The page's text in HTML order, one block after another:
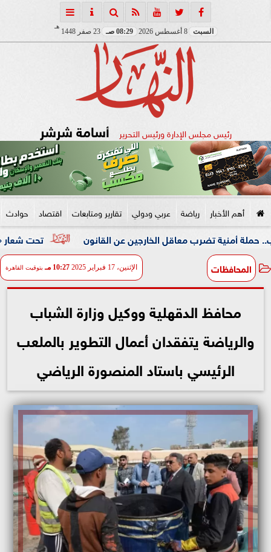
السبت 8 أغسطس 2026 08:29 صـ 23 صفر 1448
هـ
رئيس مجلس الإدارة ورئيس التحرير أسامة شرشر
أهم الأخبار رياضة عربي ودولي تقارير ومتابعات اقتصاد حوادث
تحت شعار «خدمة بيوت معاقل الخارجين عن القانون
المحافظات الإثنين، 17 فبراير 2025 10:27 مـ بتوقيت القاهرة
محافظ الدقهلية ووكيل وزارة الشباب
والرياضة يتفقدان أعمال التطوير بالملعب
الرئيسي باستاد المنصورة الرياضي